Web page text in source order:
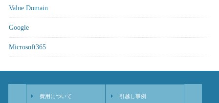
Value Domain
Google
Microsoft365
費用について 引越し事例